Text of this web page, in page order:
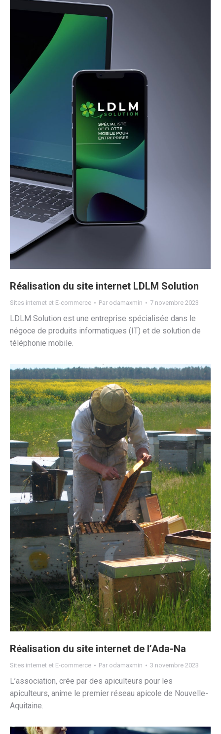
Réalisation du site internet LDLM Solution
Sites internet et E-commerce Par odamaxmin 7 novembre 2023
LDLM Solution est une entreprise spécialisée dans le
négoce de produits informatiques (IT) et de solution de
téléphonie mobile.
Réalisation du site internet de l’Ada-Na
Sites internet et E-commerce Par odamaxmin 3 novembre 2023
L’association, crée par des apiculteurs pour les
apiculteurs, anime le premier réseau apicole de Nouvelle-
Aquitaine.